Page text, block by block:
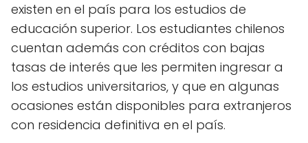
existen en el país para los estudios de
educación superior. Los estudiantes chilenos
cuentan además con créditos con bajas
tasas de interés que les permiten ingresar a
los estudios universitarios, y que en algunas
ocasiones están disponibles para extranjeros
con residencia definitiva en el país.